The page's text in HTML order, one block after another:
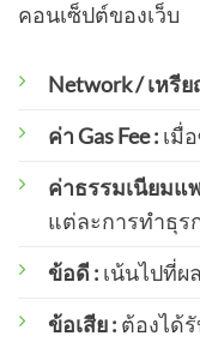
คอนเซ็ปต์ของเว็บ
Network / เหรี
ค่า Gas Fee : เมื่
ค่าธรรมเนียมแ
แต่ละการทำธุร
ข้อดี : เน้นไปที่ผ
ข้อเสีย : ต้องได้